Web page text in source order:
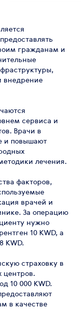
гражданам и
внедрение
сервиса и
Врачи в
и повышают
лечения.
факторов,
врачей и
За операцию
нужно
10 KWD, а
KWD.
страховку в
10 000 KWD.
в качестве